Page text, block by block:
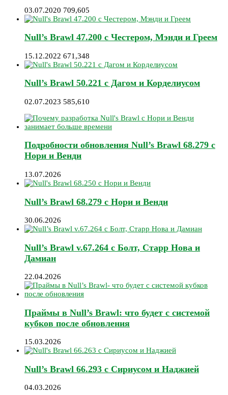
03.07.2020 709,605
Null’s Brawl 47.200 с Честером, Мэнди и Греем
15.12.2022 671,348
Null’s Brawl 50.221 с Дагом и Корделиусом
02.07.2023 585,610
Подробности обновления Null’s Brawl 68.279 с
Нори и Венди
13.07.2026
Null’s Brawl 68.279 с Нори и Венди
30.06.2026
Null’s Brawl v.67.264 с Болт, Старр Нова и
Дамиан
22.04.2026
Праймы в Null’s Brawl: что будет с системой
кубков после обновления
15.03.2026
Null’s Brawl 66.293 с Сириусом и Наджией
04.03.2026